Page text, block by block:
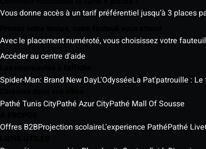
Vous donne accès à un tarif préférentiel jusqu’à 3 places
Avec le placement numéroté, vous choisissez votre
Accéder au centre d'aide
Spider-Man: Brand New DayL'OdysséeLa Pat'patrouille :
Pathé Tunis CityPathé Azur CityPathé Mall Of Sousse
Offres B2BProjection scolaireL'experience PathéPathé Live